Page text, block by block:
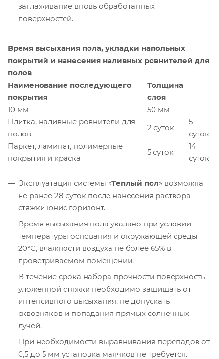
заглаживание вновь обработанных
поверхностей.
Время высыхания пола, укладки напольных
покрытий и нанесения наливных ровнителей для
полов
Наименование последующего
покрытия
Толщина
слоя
10 мм
50 мм
Плитка, наливные ровнители для
полов
2 суток
5
суток
Паркет, ламинат, полимерные
покрытия и краска
5 суток
14
суток
Эксплуатация системы «Теплый пол» возможна
не ранее 28 суток после нанесения раствора
стяжки юнис горизонт.
Время высыхания пола указано при условии
температуры основания и окружающей среды
20°С, влажности воздуха не более 65% в
проветриваемом помещении.
В течение срока набора прочности поверхность
уложенной стяжки необходимо защищать от
интенсивного высыхания, не допускать
сквозняков и попадания прямых солнечных
лучей.
При необходимости выравнивания перепадов от
0,5 до 5 мм установка маячков не требуется.